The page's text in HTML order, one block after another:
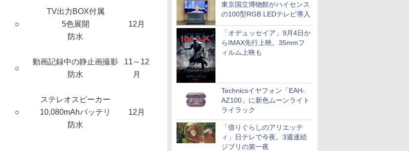
東京国立博物館がハイセンス
の100型RGB LEDテレビ導入
「オデュッセイア」9月4日か
らIMAX先行上映。35mmフ
ィルム上映も
Technicsイヤフォン「EAH-
AZ100」に新色ムーンライト
ライラック
「借りぐらしのアリエッテ
ィ」日テレで今夜。3週連続
ジブリの第一夜
○
TV出力BOX付属
5色展開
防水
12月
○
動画記録中の静止画撮影
防水
11～12
月
○
ステレオスピーカー
10,080mAhバッテリ
防水
12月